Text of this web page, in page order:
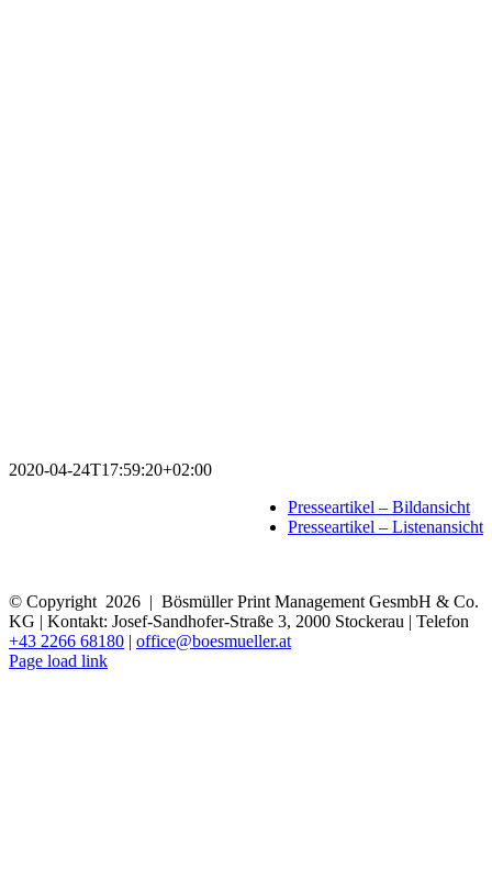
2020-04-24T17:59:20+02:00
Presseartikel – Bildansicht
Presseartikel – Listenansicht
© Copyright 2026 | Bösmüller Print Management GesmbH & Co.
KG | Kontakt: Josef-Sandhofer-Straße 3, 2000 Stockerau | Telefon
+43 2266 68180 | office@boesmueller.at
Page load link